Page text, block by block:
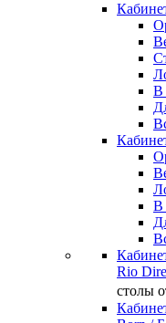
В
В
Rio
столы